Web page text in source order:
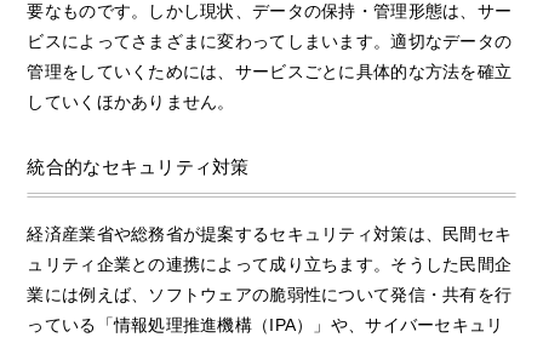
要なものです。しかし現状、データの保持・管理形態は、サー
ビスによってさまざまに変わってしまいます。適切なデータの
管理をしていくためには、サービスごとに具体的な方法を確立
していくほかありません。
統合的なセキュリティ対策
経済産業省や総務省が提案するセキュリティ対策は、民間セキ
ュリティ企業との連携によって成り立ちます。そうした民間企
業には例えば、ソフトウェアの脆弱性について発信・共有を行
っている「情報処理推進機構（IPA）」や、サイバーセキュリ